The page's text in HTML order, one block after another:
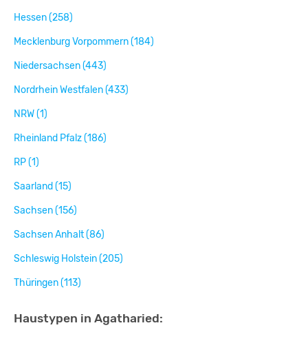
Hessen (258)
Mecklenburg Vorpommern (184)
Niedersachsen (443)
Nordrhein Westfalen (433)
NRW (1)
Rheinland Pfalz (186)
RP (1)
Saarland (15)
Sachsen (156)
Sachsen Anhalt (86)
Schleswig Holstein (205)
Thüringen (113)
Haustypen in Agatharied: